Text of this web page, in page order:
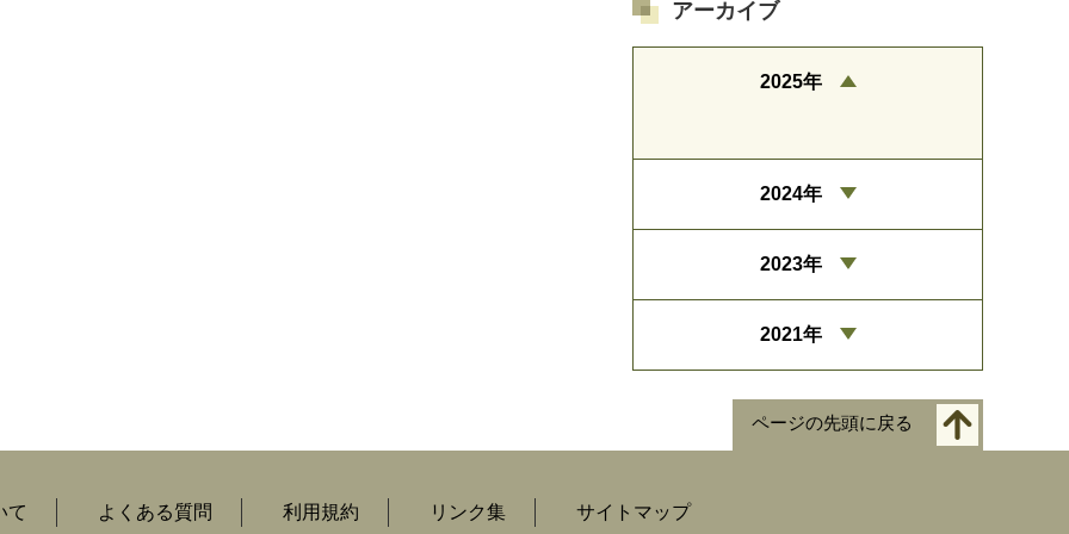
アーカイブ
2025年
2024年
2023年
2021年
ページの先頭に戻る
て よくある質問 利用規約 リンク集 サイトマップ